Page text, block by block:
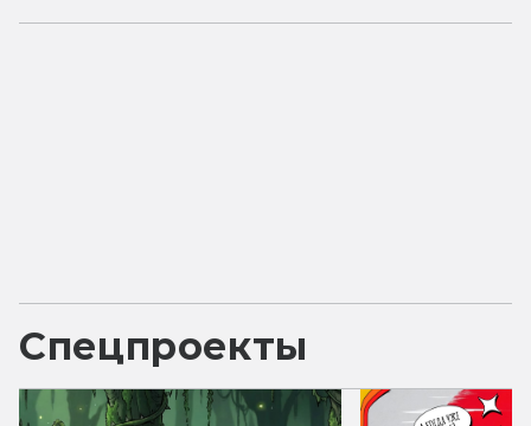
Спецпроекты